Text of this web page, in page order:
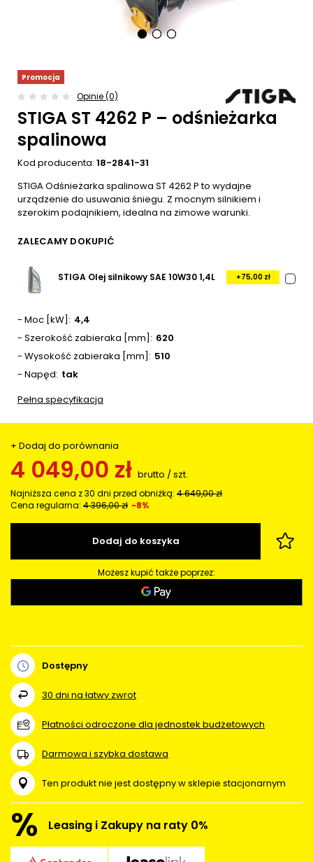
Promocja
Opinie (0)
STIGA ST 4262 P – odśnieżarka
spalinowa
Kod producenta: 18-2841-31
STIGA Odśnieżarka spalinowa ST 4262 P to wydajne
urządzenie do usuwania śniegu. Z mocnym silnikiem i
szerokim podajnikiem, idealna na zimowe warunki.
ZALECAMY DOKUPIĆ
STIGA Olej silnikowy SAE 10W30 1,4L +75,00 zł
- Moc [kW]
4,4
- Szerokość zabieraka [mm]
620
- Wysokość zabieraka [mm]
510
- Napęd tak
Pełna specyfikacja
+ Dodaj do porównania
4 049,00 zł brutto /szt.
Najniższa cena z 30 dni przed obniżką: 4 649,00 zł
Cena regularna: 4 396,00 zł -8%
Dodaj do koszyka
Możesz kupić także poprzez:
Dostępny
30 dni na łatwy zwrot
Płatności odroczone dla jednostek budżetowych
Darmowa i szybka dostawa
Ten produkt nie jest dostępny w sklepie stacjonarnym
% Leasing i Zakupy na raty 0%